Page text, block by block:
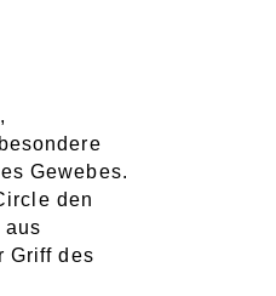
Gewebes.
den
aus
Griff des